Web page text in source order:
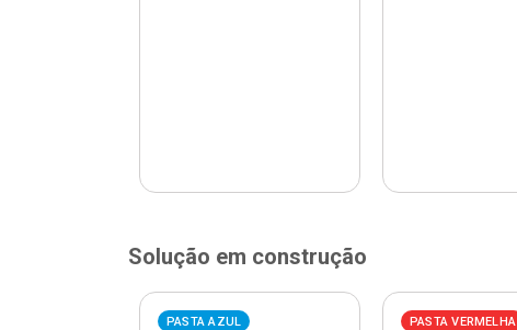
Solução em construção
PASTA AZUL PASTA VERMELHA